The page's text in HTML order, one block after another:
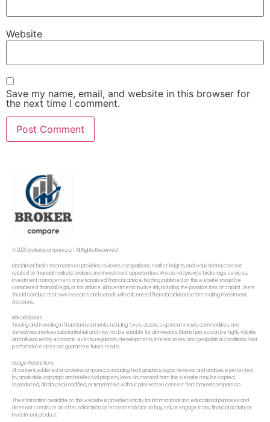
Website
Save my name, email, and website in this browser for
the next time I comment.
© 2026 brokerscompare.co | All Rights Reserved
Disclaimer: brokerscompare.co provides reviews, comparisons, market insights, and educational content
related to financial markets, brokers, and investment opportunities. We do not provide brokerage services,
investment management, or personalized financial advice. Nothing published on this website should be
considered financial, legal, or tax advice. All investments involve risk, including the possible loss of capital. Users
should conduct their own research and consult with a licensed financial advisor before making investment
decisions.
Risk Disclosure
Trading and investing in financial instruments, including forex,, stocks, cryptocurrencies, commodities, and
derivatives, involves substantial risk and may not be suitable for all investors. Market prices can be highly volatile
and influenced by economic events, regulatory developments, interest rates, and geopolitical conditions. Past
performance does not guarantee future results.
Usage Restrictions
All content published on brokerscompare.co, including text, graphics, logos, reviews, and analysis, is protected
by applicable copyright and intellectual property laws. No material from this website may be copied,
reproduced, distributed, modified, or transmitted without prior written consent from brokerscompare.co.
The information available on this website is provided strictly for informational and educational purposes and
does not constitute an offer, solicitation, or recommendation to buy, sell, or engage in any financial activity or
investment product.